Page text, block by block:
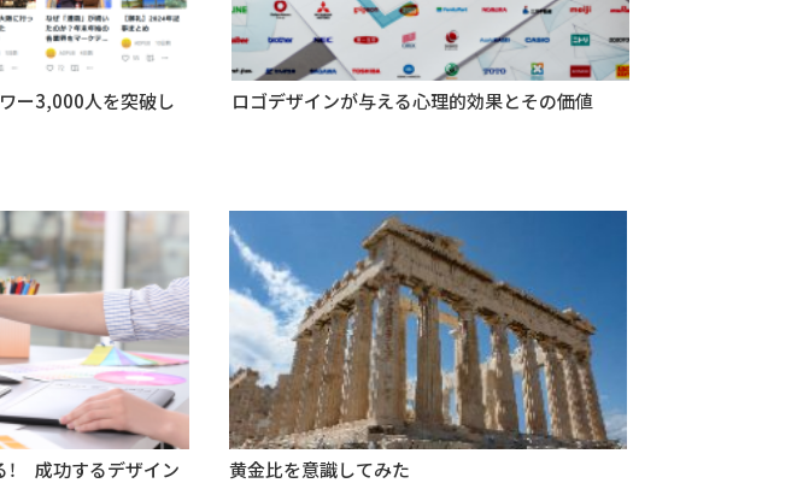
ー3,000人を突破し
ロゴデザインが与える心理的効果とその価値
！ 成功するデザイン
黄金比を意識してみた